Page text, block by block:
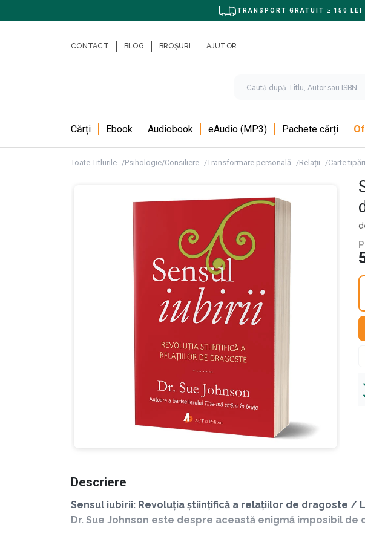
TRANSPORT GRATUIT ≥ 150 LEI
CONTACT BLOG BROȘURI AJUTOR
Cărți Ebook Audiobook eAudio (MP3) Pachete cărți
Toate Titlurile Psihologie/Consiliere Transformare personală Relații Carte
Descriere
Sensul iubirii: Revoluția științifică a relațiilor de dragoste /
Dr. Sue Johnson este despre această enigmă imposibil